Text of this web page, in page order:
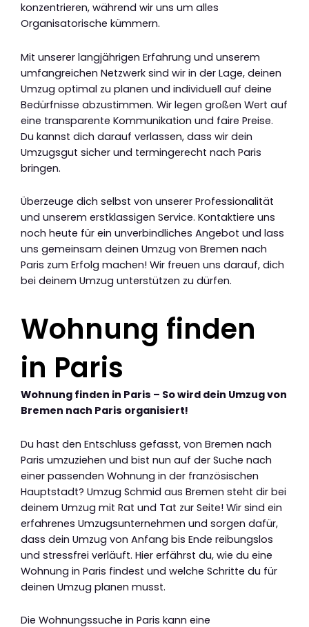
konzentrieren, während wir uns um alles
Organisatorische kümmern.
Mit unserer langjährigen Erfahrung und unserem
umfangreichen Netzwerk sind wir in der Lage, deinen
Umzug optimal zu planen und individuell auf deine
Bedürfnisse abzustimmen. Wir legen großen Wert auf
eine transparente Kommunikation und faire Preise.
Du kannst dich darauf verlassen, dass wir dein
Umzugsgut sicher und termingerecht nach Paris
bringen.
Überzeuge dich selbst von unserer Professionalität
und unserem erstklassigen Service. Kontaktiere uns
noch heute für ein unverbindliches Angebot und lass
uns gemeinsam deinen Umzug von Bremen nach
Paris zum Erfolg machen! Wir freuen uns darauf, dich
bei deinem Umzug unterstützen zu dürfen.
Wohnung finden
in Paris
Wohnung finden in Paris – So wird dein Umzug von
Bremen nach Paris organisiert!
Du hast den Entschluss gefasst, von Bremen nach
Paris umzuziehen und bist nun auf der Suche nach
einer passenden Wohnung in der französischen
Hauptstadt? Umzug Schmid aus Bremen steht dir bei
deinem Umzug mit Rat und Tat zur Seite! Wir sind ein
erfahrenes Umzugsunternehmen und sorgen dafür,
dass dein Umzug von Anfang bis Ende reibungslos
und stressfrei verläuft. Hier erfährst du, wie du eine
Wohnung in Paris findest und welche Schritte du für
deinen Umzug planen musst.
Die Wohnungssuche in Paris kann eine